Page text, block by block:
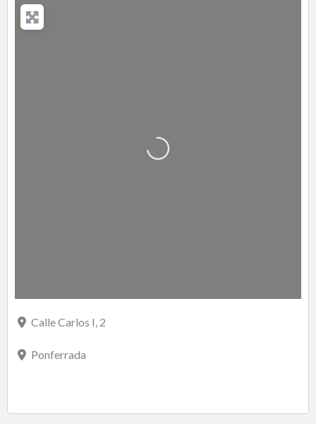
Cargando…
Calle Carlos I, 2
Ponferrada